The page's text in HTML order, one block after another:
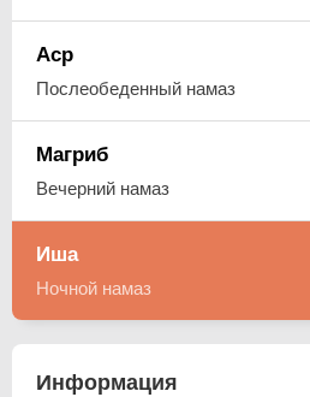
Аср
Послеобеденный намаз
Магриб
Вечерний намаз
Иша
Ночной намаз
Информация